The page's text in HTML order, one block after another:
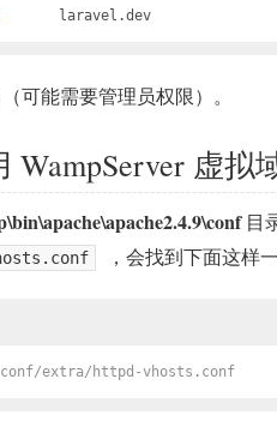
       laravel
.dev
可能需要管理员权限）。
WampServer 虚拟
目
，会找到下面这样
extra/httpd-vhosts.conf